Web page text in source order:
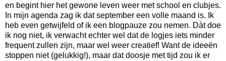
en begint hier het gewone leven weer met school en clubjes.
In mijn agenda zag ik dat september een volle maand is. Ik
heb even getwijfeld of ik een blogpauze zou nemen. Dàt doe
ik nog niet, ik verwacht echter wel dat de logjes iets minder
frequent zullen zijn, maar wel weer creatief! Want de ideeën
stoppen niet (gelukkig!), maar dat doosje met tijd zou ik er